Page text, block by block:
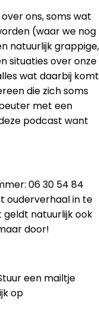
ons, soms wat
(waar we nog
natuurlijk grappige,
situaties over onze
wat daarbij komt
die zich soms
met een
podcast want
06 30 54 84
ouderverhaal in te
natuurlijk ook
door!
een mailtje
op